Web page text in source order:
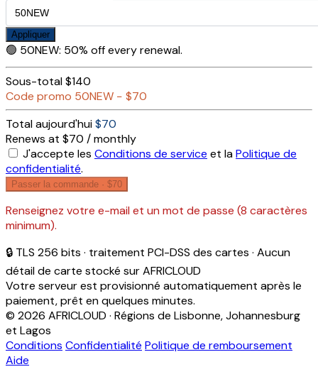
Appliquer
🟢 50NEW: 50% off every renewal.
Sous-total$140
Code promo 50NEW − $70
Total aujourd'hui$70
Renews at $70 / monthly
J'accepte les Conditions de service et laPolitique de
confidentialité.
Passer la commande · $70
Renseignez votre e-mail et un mot de passe (8 caractères
minimum).
🔒 TLS 256 bits · traitement PCI-DSS des cartes · Aucun
détail de carte stocké sur AFRICLOUD
Votre serveur est provisionné automatiquement après le
paiement, prêt en quelques minutes.
© 2026 AFRICLOUD · Régions de Lisbonne, Johannesburg
et Lagos
Conditions Confidentialité Politique de remboursement
Aide